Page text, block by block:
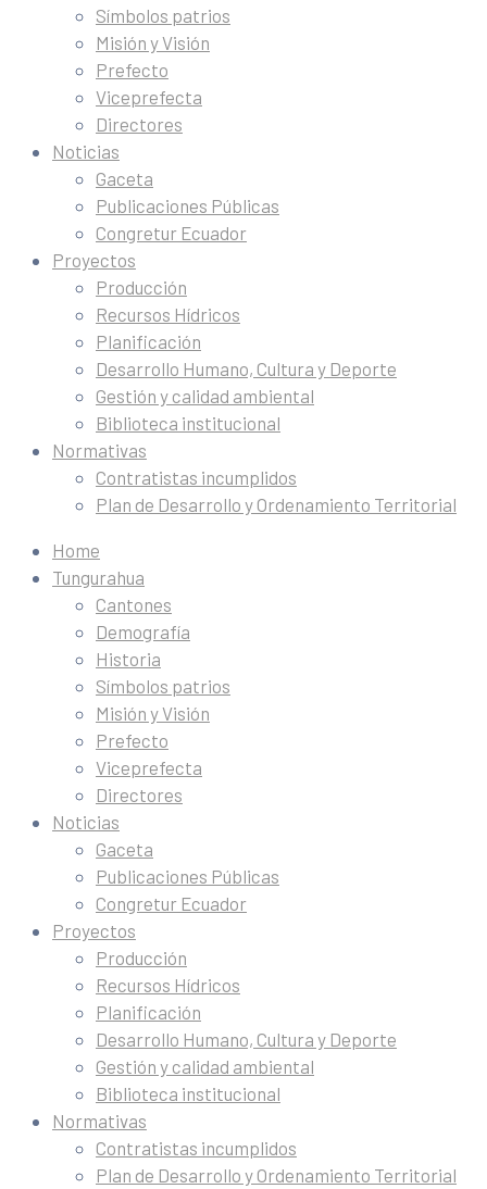
Símbolos patrios
Misión y Visión
Prefecto
Viceprefecta
Directores
Noticias
Gaceta
Publicaciones Públicas
Congretur Ecuador
Proyectos
Producción
Recursos Hídricos
Planificación
Desarrollo Humano, Cultura y Deporte
Gestión y calidad ambiental
Biblioteca institucional
Normativas
Contratistas incumplidos
Plan de Desarrollo y Ordenamiento Territorial
Home
Tungurahua
Cantones
Demografía
Historia
Símbolos patrios
Misión y Visión
Prefecto
Viceprefecta
Directores
Noticias
Gaceta
Publicaciones Públicas
Congretur Ecuador
Proyectos
Producción
Recursos Hídricos
Planificación
Desarrollo Humano, Cultura y Deporte
Gestión y calidad ambiental
Biblioteca institucional
Normativas
Contratistas incumplidos
Plan de Desarrollo y Ordenamiento Territorial